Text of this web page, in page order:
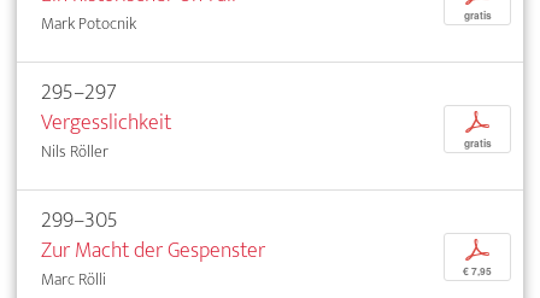
Mark Potocnik gratis
295–297
Vergesslichkeit
Nils Röller
p
gratis
299–305
Zur Macht der Gespenster
Marc Rölli
p
€ 7,95